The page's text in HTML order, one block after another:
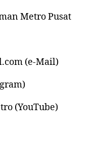
Metro Pusat
(e-Mail)
(YouTube)